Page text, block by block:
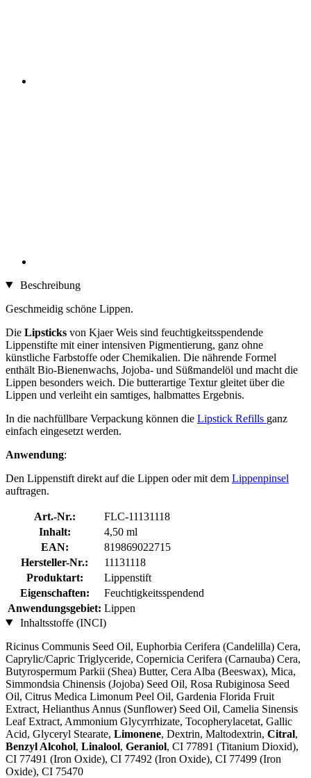
Beschreibung
Geschmeidig schöne Lippen.
Die Lipsticks von Kjaer Weis sind feuchtigkeitsspendende
Lippenstifte mit einer intensiven Pigmentierung, ganz ohne
künstliche Farbstoffe oder Chemikalien. Die nährende Formel
enthält Bio-Bienenwachs, Jojoba- und Süßmandelöl und macht die
Lippen besonders weich. Die butterartige Textur gleitet über die
Lippen und verleiht ein samtiges, halbmattes Ergebnis.
In die nachfüllbare Verpackung können die Lipstick Refills ganz
einfach eingesetzt werden.
Anwendung:
Den Lippenstift direkt auf die Lippen oder mit dem Lippenpinsel
auftragen.
Art.-Nr.:
FLC-11131118
Inhalt:
4,50 ml
EAN:
819869022715
Hersteller-Nr.:
11131118
Produktart:
Lippenstift
Eigenschaften:
Feuchtigkeitsspendend
Anwendungsgebiet: Lippen
Inhaltsstoffe (INCI)
Ricinus Communis Seed Oil, Euphorbia Cerifera (Candelilla) Cera,
Caprylic/Capric Triglyceride, Copernicia Cerifera (Carnauba) Cera,
Butyrospermum Parkii (Shea) Butter, Cera Alba (Beeswax), Mica,
Simmondsia Chinensis (Jojoba) Seed Oil, Rosa Rubiginosa Seed
Oil, Citrus Medica Limonum Peel Oil, Gardenia Florida Fruit
Extract, Helianthus Annus (Sunflower) Seed Oil, Camelia Sinensis
Leaf Extract, Ammonium Glycyrrhizate, Tocopherylacetat, Gallic
Acid, Glyceryl Stearate, Limonene, Dextrin, Maltodextrin, Citral,
Benzyl Alcohol, Linalool, Geraniol, CI 77891 (Titanium Dioxid),
CI 77491 (Iron Oxide), CI 77492 (Iron Oxide), CI 77499 (Iron
Oxide), CI 75470